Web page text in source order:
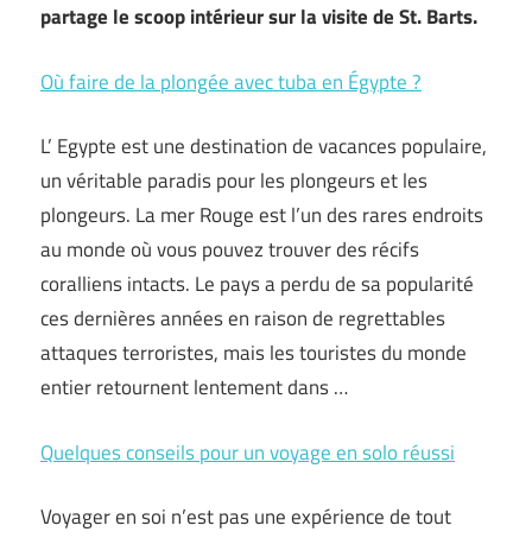
partage le scoop intérieur sur la visite de St. Barts.
Où faire de la plongée avec tuba en Égypte ?
L’ Egypte est une destination de vacances populaire,
un véritable paradis pour les plongeurs et les
plongeurs. La mer Rouge est l’un des rares endroits
au monde où vous pouvez trouver des récifs
coralliens intacts. Le pays a perdu de sa popularité
ces dernières années en raison de regrettables
attaques terroristes, mais les touristes du monde
entier retournent lentement dans …
Quelques conseils pour un voyage en solo réussi
Voyager en soi n’est pas une expérience de tout